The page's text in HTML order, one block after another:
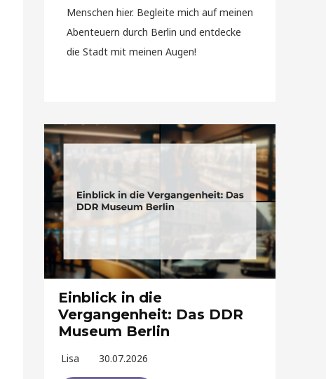
Menschen hier. Begleite mich auf meinen
Abenteuern durch Berlin und entdecke
die Stadt mit meinen Augen!
Einblick in die
Vergangenheit: Das DDR
Museum Berlin
Lisa 30.07.2026